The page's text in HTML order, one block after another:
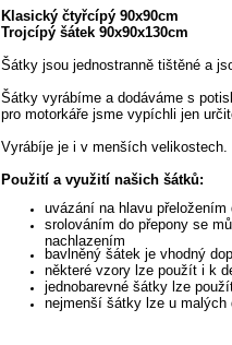
Klasický čtyřcípý 90x90cm
Trojcípý šátek 90x90x130cm
Šátky jsou jednostranně tištěné a
Šátky vyrábíme a dodáváme s
pro motorkáře jsme vypíchli jen
Vyrábíje je i v menších velikostech.
Použití a využití našich šátků:
uvázání na hlavu přeložením
srolováním do přepony se
nachlazením
bavlněný šátek je vhodný
některé vzory lze použít i k
jednobarevné šátky lze
nejmenší šátky lze u